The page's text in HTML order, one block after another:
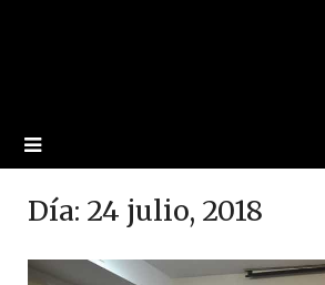
Día: 24 julio, 2018